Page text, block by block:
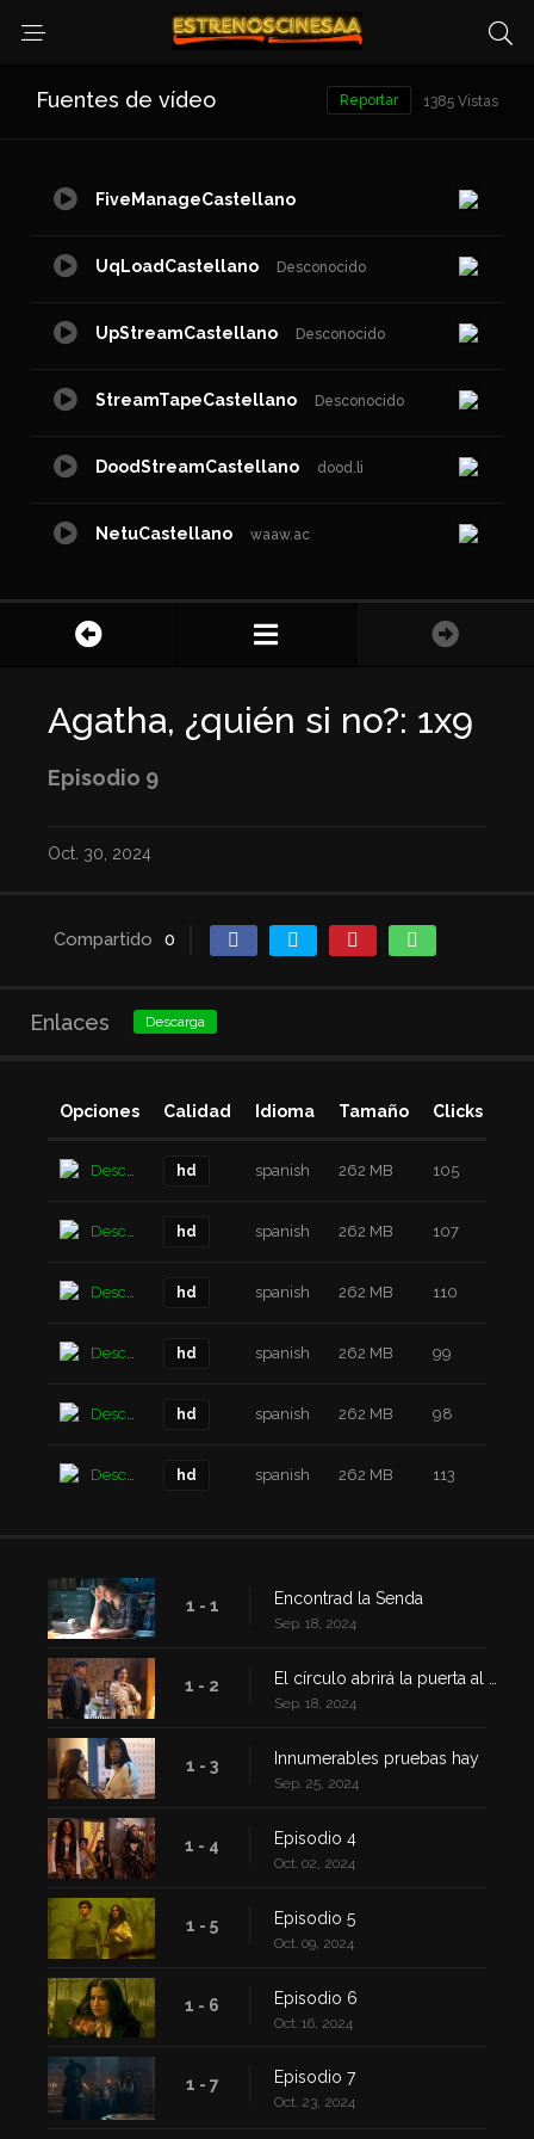
Fuentes de vídeo 1385 Vistas
Reportar
FiveManageCastellano
UqLoadCastellano Desconocido
UpStreamCastellano Desconocido
StreamTapeCastellano Desconocido
DoodStreamCastellano dood.li
NetuCastellano waaw.ac
Agatha, ¿quién si no?: 1x9
Episodio 9
Oct. 30, 2024
Compartido 0
Enlaces Descarga
Opciones Calidad Idioma Tamaño Clicks
Descarga hd spanish 262 MB 105
Descarga hd spanish 262 MB 107
Descarga hd spanish 262 MB 110
Descarga hd spanish 262 MB 99
Descarga hd spanish 262 MB 98
Descarga hd spanish 262 MB 113
1 - 1 Encontrad la Senda
Sep. 18, 2024
1 - 2
Sep. 18, 2024
1 - 3 Innumerables pruebas hay
Sep. 25, 2024
1 - 4 Episodio 4
Oct. 02, 2024
1 - 5 Episodio 5
Oct. 09, 2024
1 - 6 Episodio 6
Oct. 16, 2024
1 - 7 Episodio 7
Oct. 23, 2024